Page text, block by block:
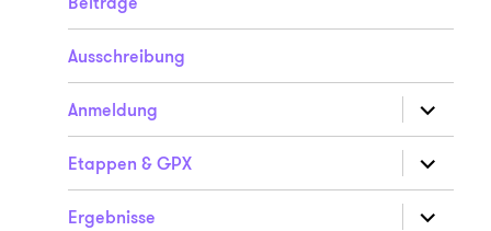
Ausschreibung
Anmeldung
anzeigen
Etappen & GPX
anzeigen
Ergebnisse